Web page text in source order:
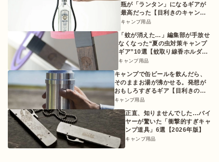
瓶が「ランタン」になるギアが
最高だった【目利きのキャンプ
ギア】
キャンプ用品
「蚊が消えた…」編集部が手放せ
なくなった“夏の虫対策キャンプ
ギア”10選【蚊取り線香ホルダー
etc.】
キャンプ用品
キャンプで缶ビールを飲んだら、
そのままお湯が沸かせる。発想が
おもしろすぎるギア【目利きのキ
ャンプギア】
キャンプ用品
正直、知りませんでした…バイ
ヤーが驚いた「衝撃的すぎキャ
ンプ道具」6選【2026年版】
キャンプ用品